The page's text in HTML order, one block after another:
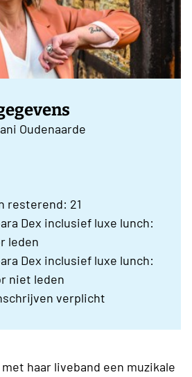
Oudenaarde
resterend: 21
Dex inclusief luxe lunch:
leden
Dex inclusief luxe lunch:
niet leden
verplicht
haar liveband een muzikale